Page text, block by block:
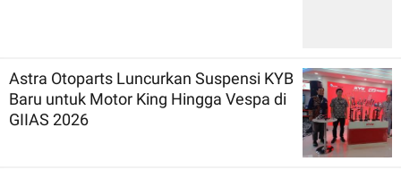
Astra Otoparts Luncurkan Suspensi KYB
Baru untuk Motor King Hingga Vespa di
GIIAS 2026